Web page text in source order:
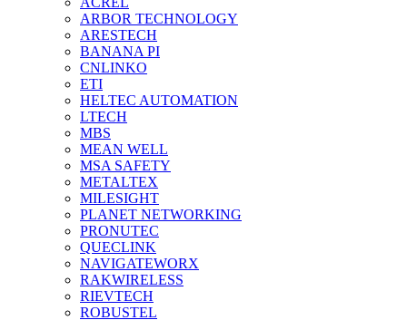
ARBOR TECHNOLOGY
ARESTECH
BANANA PI
CNLINKO
ETI
HELTEC AUTOMATION
LTECH
MBS
MEAN WELL
MSA SAFETY
METALTEX
MILESIGHT
PLANET NETWORKING
PRONUTEC
QUECLINK
NAVIGATEWORX
RAKWIRELESS
RIEVTECH
ROBUSTEL